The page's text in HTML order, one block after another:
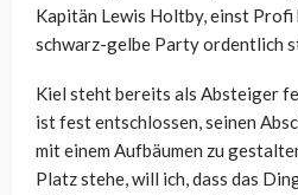
Kapitän Lewis Holtby, einst Profi
schwarz-gelbe Party ordentlich
Kiel steht bereits als Absteiger
ist fest entschlossen, seinen
mit einem Aufbäumen zu
Platz stehe, will ich, dass das